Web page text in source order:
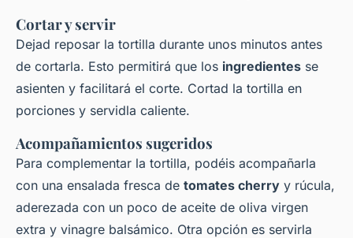
Cortar y servir
Dejad reposar la tortilla durante unos minutos antes
de cortarla. Esto permitirá que los ingredientes se
asienten y facilitará el corte. Cortad la tortilla en
porciones y servidla caliente.
Acompañamientos sugeridos
Para complementar la tortilla, podéis acompañarla
con una ensalada fresca de tomates cherry y rúcula,
aderezada con un poco de aceite de oliva virgen
extra y vinagre balsámico. Otra opción es servirla